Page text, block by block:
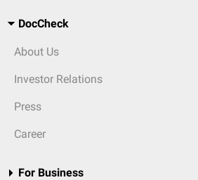
DocCheck
About Us
Investor Relations
Press
Career
For Business